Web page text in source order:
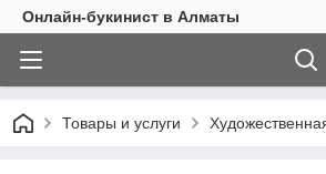
Онлайн-букинист в Алматы
Товары и услуги